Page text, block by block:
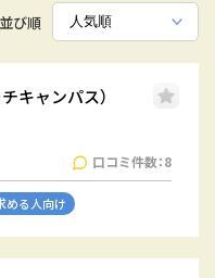
並び順
キャンパス）
口コミ件数：8
める人向け